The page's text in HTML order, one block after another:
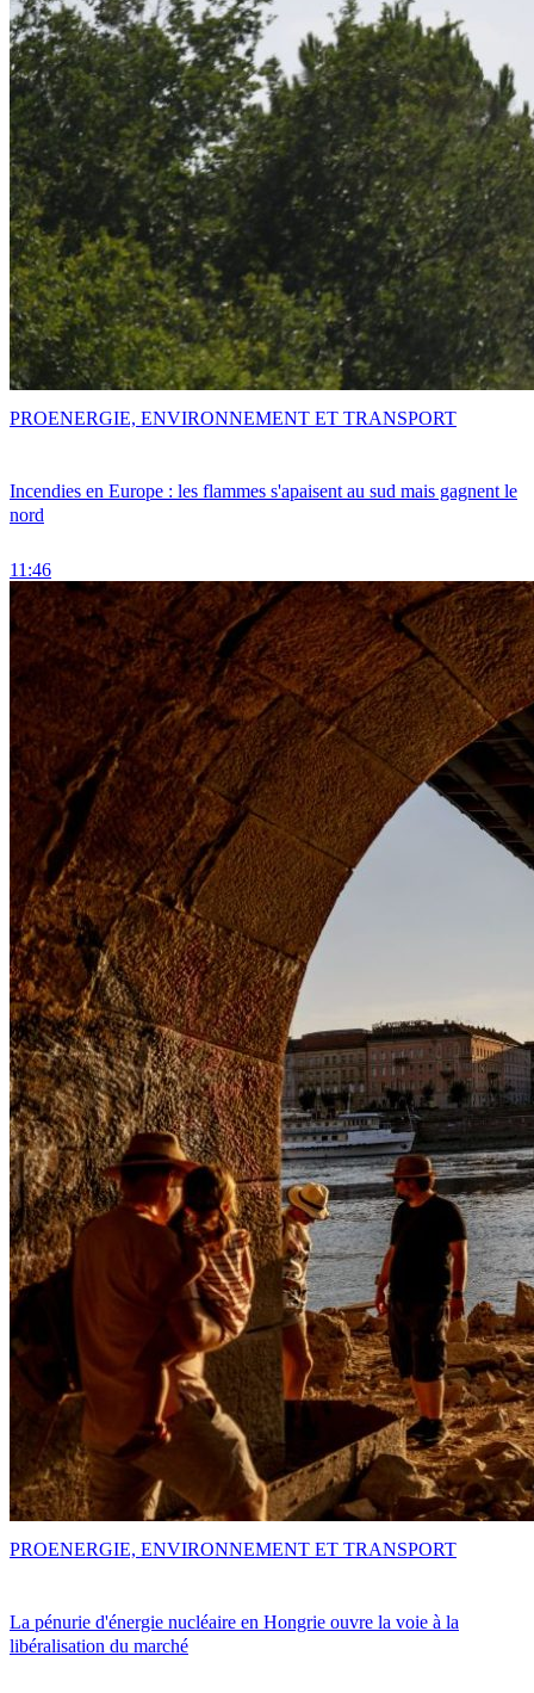
Incendies en Europe : les flammes s'apaisent au sud mais gagnent le
nord
11:46
PROENERGIE, ENVIRONNEMENT ET TRANSPORT
La pénurie d'énergie nucléaire en Hongrie ouvre la voie à la
libéralisation du marché
PROENERGIE, ENVIRONNEMENT ET TRANSPORT